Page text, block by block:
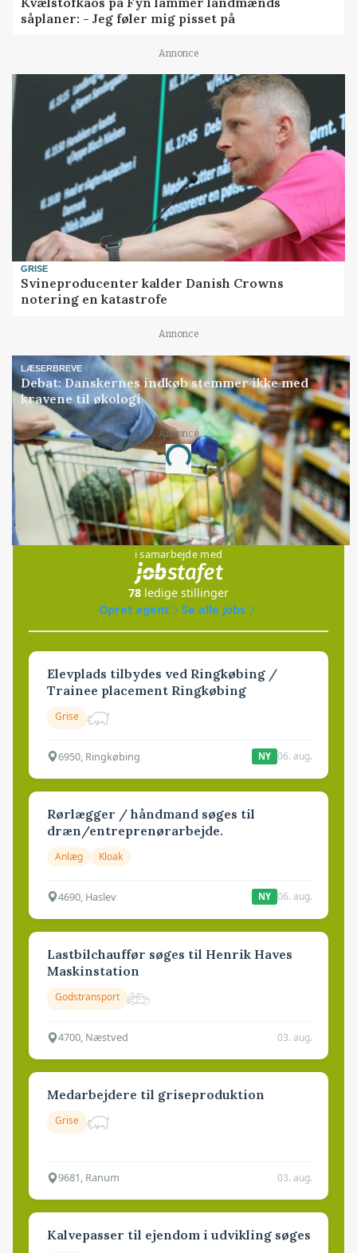
såplaner: - Jeg føler mig pisset på
Annonce
GRISE
Svineproducenter kalder Danish Crowns
notering en katastrofe
Annonce
LÆSERBREVE
Debat: Danskernes indkøb stemmer ikke med
kravene til økologi
Annonce
Loading...
Jobs
i samarbejde med
78 ledige stillinger
Opret agent
Se alle jobs
Elevplads tilbydes ved Ringkøbing /
Trainee placement Ringkøbing
Grise
6950, Ringkøbing NY 06. aug.
Rørlægger / håndmand søges til
dræn/entreprenørarbejde.
Anlæg Kloak
4690, Haslev NY 06. aug.
Lastbilchauffør søges til Henrik Haves
Maskinstation
Godstransport
4700, Næstved 03. aug.
Medarbejdere til griseproduktion
Grise
9681, Ranum 03. aug.
Kalvepasser til ejendom i udvikling søges